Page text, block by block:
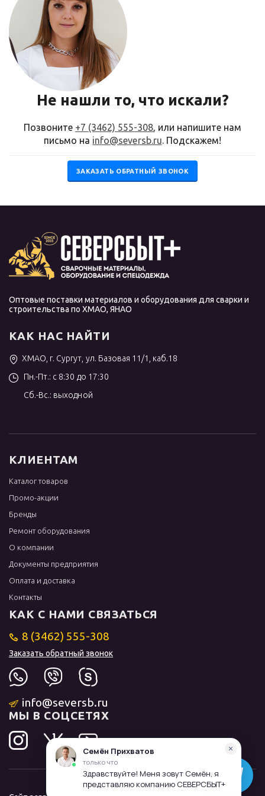
Не нашли то, что искали?
Позвоните +7 (3462) 555-308, или напишите нам
письмо на info@seversb.ru. Подскажем!
ЗАКАЗАТЬ ОБРАТНЫЙ ЗВОНОК
Оптовые поставки материалов и оборудования для сварки и
строительства по ХМАО, ЯНАО
КАК НАС НАЙТИ
ХМАО, г. Сургут, ул. Базовая 11/1, каб.18
Пн.-Пт.: с 8:30 до 17:30
Сб.-Вс.: выходной
КЛИЕНТАМ
Каталог товаров
Промо-акции
Бренды
Ремонт оборудования
О компании
Документы предприятия
Оплата и доставка
Контакты
КАК С НАМИ СВЯЗАТЬСЯ
8 (3462) 555-308
Заказать обратный звонок
info@seversb.ru
МЫ В СОЦСЕТЯХ